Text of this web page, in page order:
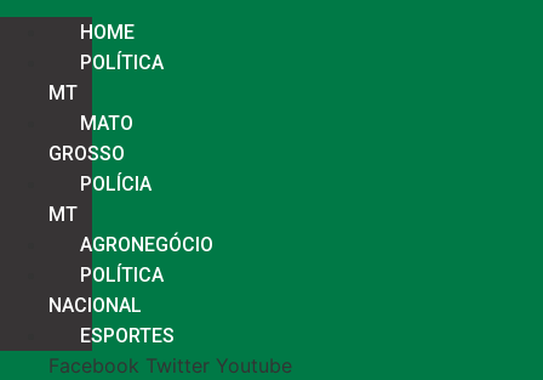
HOME
POLÍTICA
MT
MATO
GROSSO
POLÍCIA
MT
AGRONEGÓCIO
POLÍTICA
NACIONAL
ESPORTES
Facebook Twitter Youtube